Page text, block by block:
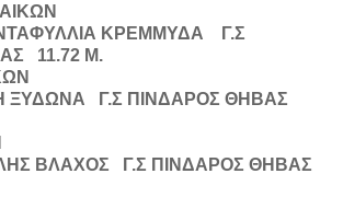
ΚΡΕΜΜΥΔΑ Γ.Σ
11.72 Μ.
Γ.Σ ΠΙΝΔΑΡΟΣ ΘΗΒΑΣ
ΒΛΑΧΟΣ Γ.Σ ΠΙΝΔΑΡΟΣ ΘΗΒΑΣ